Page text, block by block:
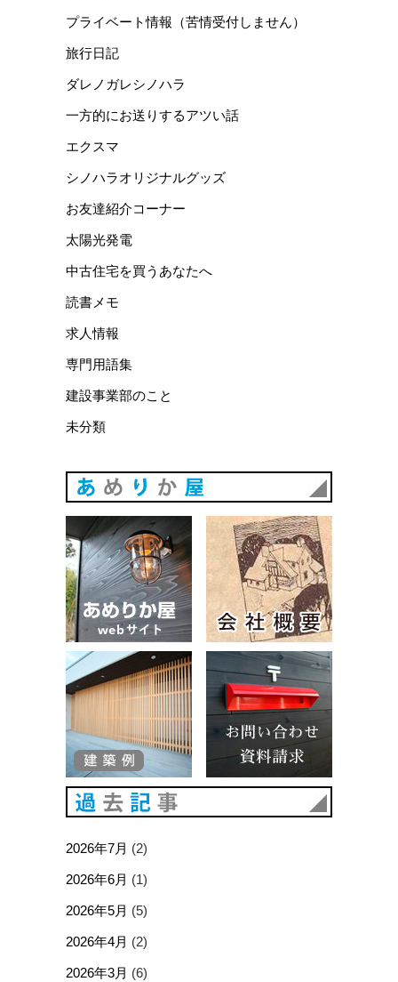
プライベート情報（苦情受付しません）
旅行日記
ダレノガレシノハラ
一方的にお送りするアツい話
エクスマ
シノハラオリジナルグッズ
お友達紹介コーナー
太陽光発電
中古住宅を買うあなたへ
読書メモ
求人情報
専門用語集
建設事業部のこと
未分類
あめりか屋WEBサイト
2026年7月 (2)
2026年6月 (1)
2026年5月 (5)
2026年4月 (2)
2026年3月 (6)